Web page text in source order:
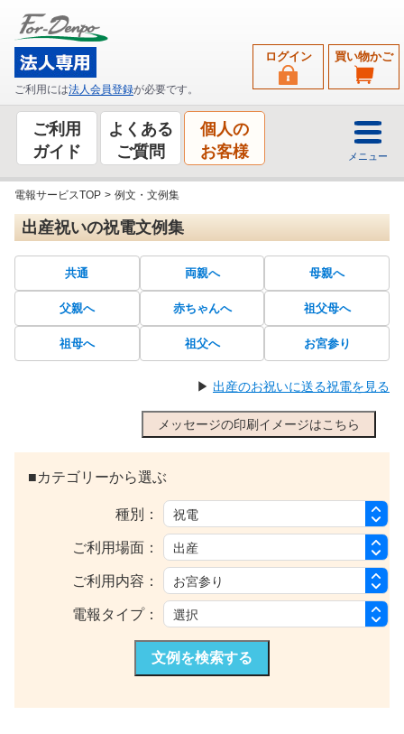
ご利用には法人会員登録が必要です。
買い物かご
ログイン
ご利用
ガイド
よくある
ご質問
個人の
お客様
メニュー
電報サービスTOP > 例文・文例集
出産祝いの祝電文例集
共通 両親へ 母親へ
父親へ 赤ちゃんへ 祖父母へ
祖母へ 祖父へ お宮参り
▶ 出産のお祝いに送る祝電を見る
メッセージの印刷イメージはこちら
■カテゴリーから選ぶ
種別：
ご利用場面：
ご利用内容：
電報タイプ：
文例を検索する